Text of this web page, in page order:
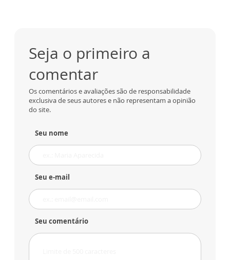
Seja o primeiro a
comentar
Os comentários e avaliações são de responsabilidade
exclusiva de seus autores e não representam a opinião
do site.
Seu nome
Seu e-mail
Seu comentário